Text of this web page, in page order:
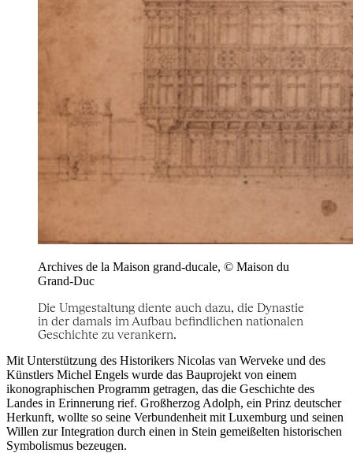
Archives de la Maison grand-ducale, © Maison du
Grand-Duc
Die Umgestaltung diente auch dazu, die Dynastie
in der damals im Aufbau befindlichen nationalen
Geschichte zu verankern.
Mit Unterstützung des Historikers Nicolas van Werveke und des
Künstlers Michel Engels wurde das Bauprojekt von einem
ikonographischen Programm getragen, das die Geschichte des
Landes in Erinnerung rief. Großherzog Adolph, ein Prinz deutscher
Herkunft, wollte so seine Verbundenheit mit Luxemburg und seinen
Willen zur Integration durch einen in Stein gemeißelten historischen
Symbolismus bezeugen.